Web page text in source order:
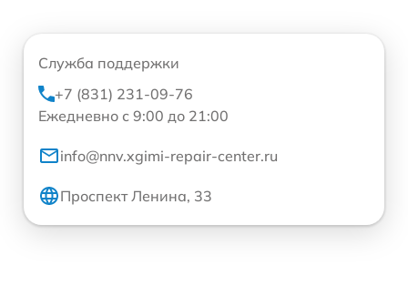
Служба поддержки
+7 (831) 231-09-76
Ежедневно с 9:00 до 21:00
info@nnv.xgimi-repair-center.ru
Проспект Ленина, 33